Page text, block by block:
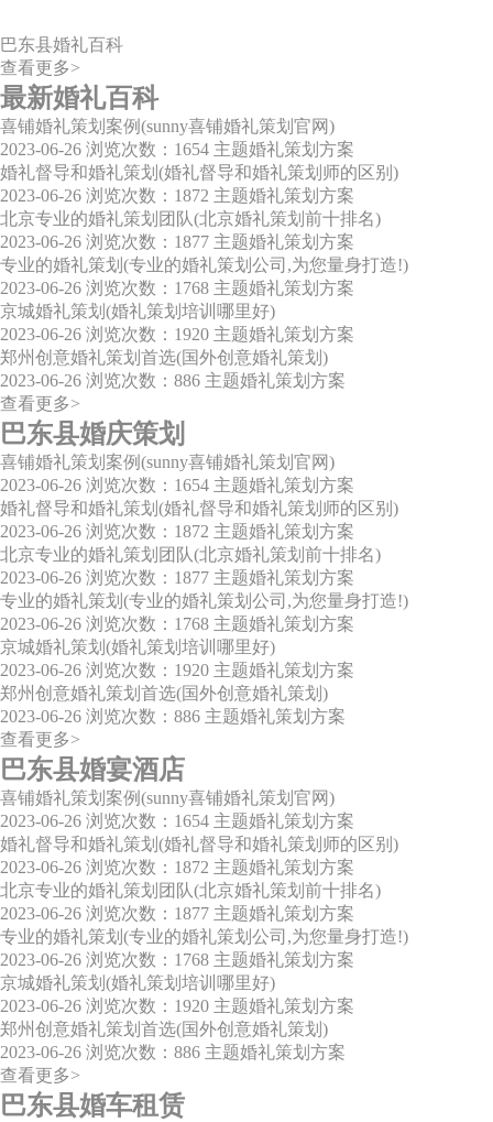
巴东县婚礼百科
查看更多>
最新婚礼百科
喜铺婚礼策划案例(sunny喜铺婚礼策划官网)
2023-06-26 浏览次数：1654 主题婚礼策划方案
婚礼督导和婚礼策划(婚礼督导和婚礼策划师的区别)
2023-06-26 浏览次数：1872 主题婚礼策划方案
北京专业的婚礼策划团队(北京婚礼策划前十排名)
2023-06-26 浏览次数：1877 主题婚礼策划方案
专业的婚礼策划(专业的婚礼策划公司,为您量身打造!)
2023-06-26 浏览次数：1768 主题婚礼策划方案
京城婚礼策划(婚礼策划培训哪里好)
2023-06-26 浏览次数：1920 主题婚礼策划方案
郑州创意婚礼策划首选(国外创意婚礼策划)
2023-06-26 浏览次数：886 主题婚礼策划方案
查看更多>
巴东县婚庆策划
喜铺婚礼策划案例(sunny喜铺婚礼策划官网)
2023-06-26 浏览次数：1654 主题婚礼策划方案
婚礼督导和婚礼策划(婚礼督导和婚礼策划师的区别)
2023-06-26 浏览次数：1872 主题婚礼策划方案
北京专业的婚礼策划团队(北京婚礼策划前十排名)
2023-06-26 浏览次数：1877 主题婚礼策划方案
专业的婚礼策划(专业的婚礼策划公司,为您量身打造!)
2023-06-26 浏览次数：1768 主题婚礼策划方案
京城婚礼策划(婚礼策划培训哪里好)
2023-06-26 浏览次数：1920 主题婚礼策划方案
郑州创意婚礼策划首选(国外创意婚礼策划)
2023-06-26 浏览次数：886 主题婚礼策划方案
查看更多>
巴东县婚宴酒店
喜铺婚礼策划案例(sunny喜铺婚礼策划官网)
2023-06-26 浏览次数：1654 主题婚礼策划方案
婚礼督导和婚礼策划(婚礼督导和婚礼策划师的区别)
2023-06-26 浏览次数：1872 主题婚礼策划方案
北京专业的婚礼策划团队(北京婚礼策划前十排名)
2023-06-26 浏览次数：1877 主题婚礼策划方案
专业的婚礼策划(专业的婚礼策划公司,为您量身打造!)
2023-06-26 浏览次数：1768 主题婚礼策划方案
京城婚礼策划(婚礼策划培训哪里好)
2023-06-26 浏览次数：1920 主题婚礼策划方案
郑州创意婚礼策划首选(国外创意婚礼策划)
2023-06-26 浏览次数：886 主题婚礼策划方案
查看更多>
巴东县婚车租赁